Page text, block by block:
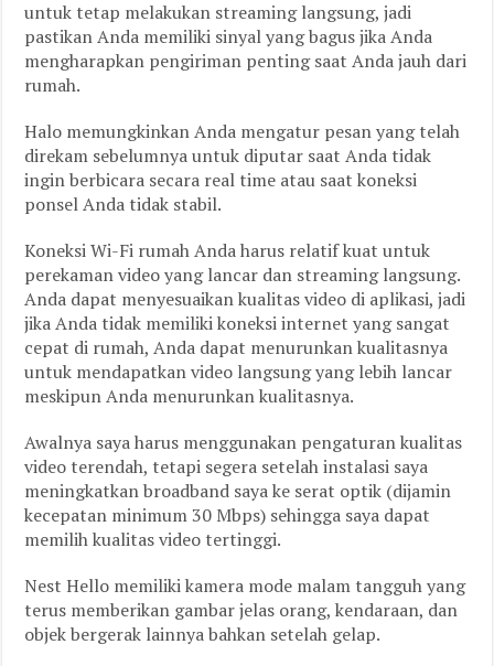
untuk tetap melakukan streaming langsung, jadi
pastikan Anda memiliki sinyal yang bagus jika Anda
mengharapkan pengiriman penting saat Anda jauh dari
rumah.
Halo memungkinkan Anda mengatur pesan yang telah
direkam sebelumnya untuk diputar saat Anda tidak
ingin berbicara secara real time atau saat koneksi
ponsel Anda tidak stabil.
Koneksi Wi-Fi rumah Anda harus relatif kuat untuk
perekaman video yang lancar dan streaming langsung.
Anda dapat menyesuaikan kualitas video di aplikasi, jadi
jika Anda tidak memiliki koneksi internet yang sangat
cepat di rumah, Anda dapat menurunkan kualitasnya
untuk mendapatkan video langsung yang lebih lancar
meskipun Anda menurunkan kualitasnya.
Awalnya saya harus menggunakan pengaturan kualitas
video terendah, tetapi segera setelah instalasi saya
meningkatkan broadband saya ke serat optik (dijamin
kecepatan minimum 30 Mbps) sehingga saya dapat
memilih kualitas video tertinggi.
Nest Hello memiliki kamera mode malam tangguh yang
terus memberikan gambar jelas orang, kendaraan, dan
objek bergerak lainnya bahkan setelah gelap.